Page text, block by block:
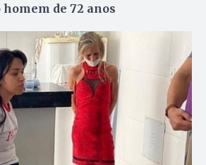
de 72 anos